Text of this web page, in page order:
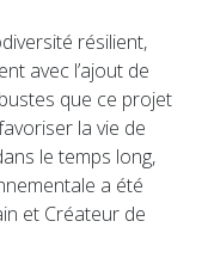
résilient,
avec l’ajout de
que ce projet
la vie de
le temps long,
a été
et Créateur de